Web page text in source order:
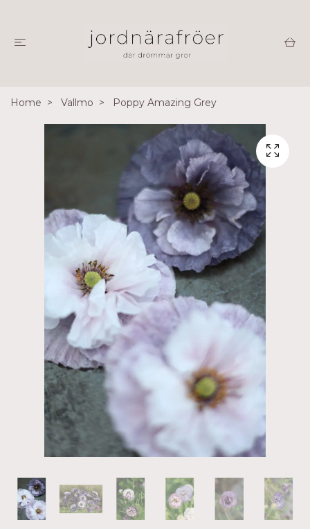
Home Vallmo Poppy Amazing Grey